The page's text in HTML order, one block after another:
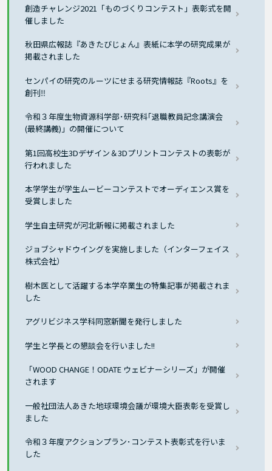
創造チャレンジ2021「ものづくりコンテスト」表彰式を開
催しました
秋田県広報誌『あきたびじょん』表紙に本学の研究成果が
掲載されました
センパイの研究のルーツにせまる研究情報誌『Roots』を
創刊‼
令和３年度生物資源科学部･研究科｢退職教員記念講演会
(最終講義)」の開催について
第1回高校生3Dデザイン＆3Dプリントコンテストの表彰が
行われました
本学学生が学生ムービーコンテストでオーディエンス賞を
受賞しました
学生自主研究が河北新報に掲載されました
ジョブシャドウイングを実施しました（インターフェイス
株式会社）
樹木医として活躍する本学卒業生の特集記事が掲載されま
した
アグリビジネス学科同窓新聞を発行しました
学生と学長との懇談会を行いました!!
「WOOD CHANGE！ODATE ウェビナーシリーズ」が開催
されます
一般社団法人あきた地球環境会議が環境大臣表彰を受賞し
ました
令和３年度アクションプラン･コンテスト表彰式を行いま
した